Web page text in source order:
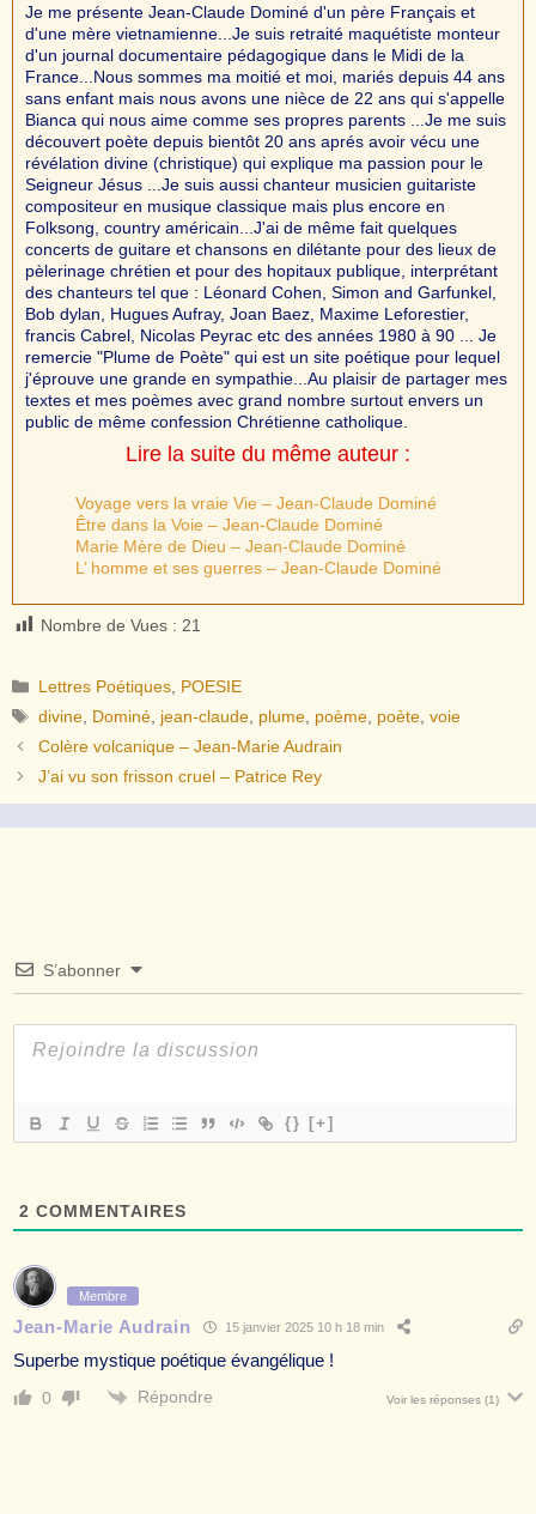
Je me présente Jean-Claude Dominé d'un père Français et
d'une mère vietnamienne...Je suis retraité maquétiste monteur
d'un journal documentaire pédagogique dans le Midi de la
France...Nous sommes ma moitié et moi, mariés depuis 44 ans
sans enfant mais nous avons une nièce de 22 ans qui s'appelle
Bianca qui nous aime comme ses propres parents ...Je me suis
découvert poète depuis bientôt 20 ans aprés avoir vécu une
révélation divine (christique) qui explique ma passion pour le
Seigneur Jésus ...Je suis aussi chanteur musicien guitariste
compositeur en musique classique mais plus encore en
Folksong, country américain...J'ai de même fait quelques
concerts de guitare et chansons en dilétante pour des lieux de
pèlerinage chrétien et pour des hopitaux publique, interprétant
des chanteurs tel que : Léonard Cohen, Simon and Garfunkel,
Bob dylan, Hugues Aufray, Joan Baez, Maxime Leforestier,
francis Cabrel, Nicolas Peyrac etc des années 1980 à 90 ... Je
remercie "Plume de Poète" qui est un site poétique pour lequel
j'éprouve une grande en sympathie...Au plaisir de partager mes
textes et mes poèmes avec grand nombre surtout envers un
public de même confession Chrétienne catholique.
Lire la suite du même auteur :
Voyage vers la vraie Vie – Jean-Claude Dominé
Être dans la Voie – Jean-Claude Dominé
Marie Mère de Dieu – Jean-Claude Dominé
L’ homme et ses guerres – Jean-Claude Dominé
Nombre de Vues : 21
Catégories
Lettres Poétiques POESIE
Étiquettes
divine Dominé jean-claude plume poème poète ,voie
Colère volcanique – Jean-Marie Audrain
J’ai vu son frisson cruel – Patrice Rey
S’abonner
{} [+]
2 COMMENTAIRES
Membre
Jean-Marie Audrain 15 janvier 2025 10 h 18 min
Superbe mystique poétique évangélique !
0 Répondre Voir les réponses (1)